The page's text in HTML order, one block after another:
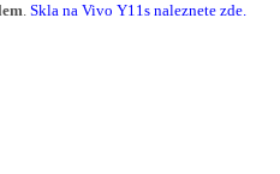
. Skla na Vivo Y11s naleznete zde.